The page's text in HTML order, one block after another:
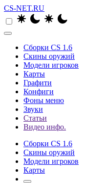
CS-NET.RU
Сборки CS 1.6
Скины оружий
Модели игроков
Карты
Графити
Конфиги
Фоны меню
Звуки
Статьи
Видео инфо.
Сборки CS 1.6
Скины оружий
Модели игроков
Карты